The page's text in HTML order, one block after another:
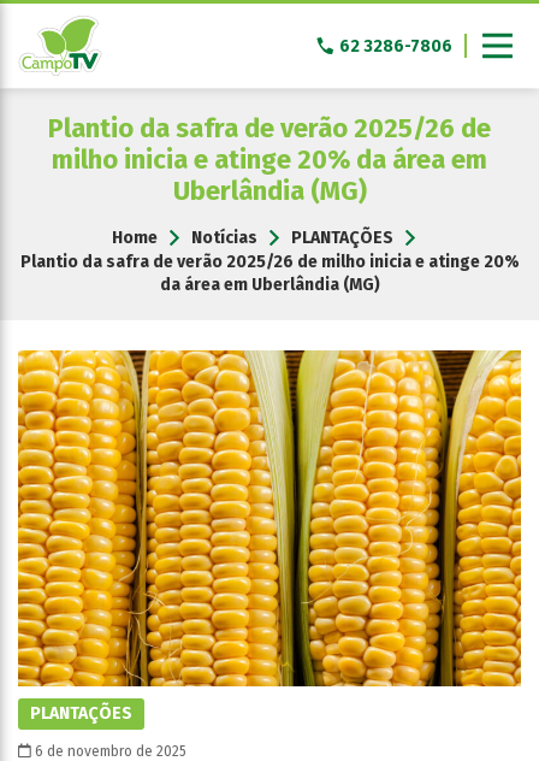
Pular
conteúdo
62 3286-7806
Plantio da safra de verão 2025/26 de
milho inicia e atinge 20% da área em
Uberlândia (MG)
Home Notícias
PLANTAÇÕES
Plantio da safra de verão 2025/26 de milho inicia e atinge 20%
da área em Uberlândia (MG)
PLANTAÇÕES
6 de novembro de 2025